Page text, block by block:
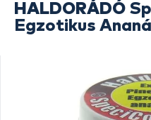
HALDORÁDÓ
Egzotikus